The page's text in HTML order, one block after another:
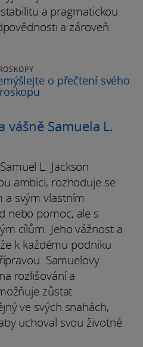
a pragmatickou
a zároveň
o přečtení svého
Samuela L.
L. Jackson
ambici, rozhoduje se
a svým vlastním
nebo pomoc, ale s
cílům. Jeho vážnost a
k každému podniku
Samuelovy
rozlišování a
zůstat
ve svých snahách,
uchoval svou životně